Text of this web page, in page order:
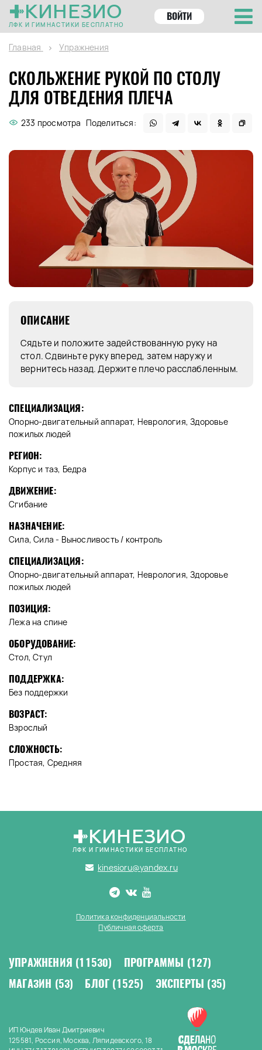
КИНЕЗИО
ЛФК И ГИМНАСТИКИ БЕСПЛАТНО
ВОЙТИ
Главная Упражнения
СКОЛЬЖЕНИЕ РУКОЙ ПО СТОЛУ
ДЛЯ ОТВЕДЕНИЯ ПЛЕЧА
233 просмотра Поделиться:
ОПИСАНИЕ
Сядьте и положите задействованную руку на
стол. Сдвиньте руку вперед, затем наружу и
вернитесь назад. Держите плечо расслабленным.
СПЕЦИАЛИЗАЦИЯ:
Опорно-двигательный аппарат, Неврология, Здоровье
пожилых людей
РЕГИОН:
Корпус и таз, Бедра
ДВИЖЕНИЕ:
Сгибание
НАЗНАЧЕНИЕ:
Сила, Сила - Выносливость / контроль
СПЕЦИАЛИЗАЦИЯ:
Опорно-двигательный аппарат, Неврология, Здоровье
пожилых людей
ПОЗИЦИЯ:
Лежа на спине
ОБОРУДОВАНИЕ:
Стол, Стул
ПОДДЕРЖКА:
Без поддержки
ВОЗРАСТ:
Взрослый
СЛОЖНОСТЬ:
Простая, Средняя
КИНЕЗИО
ЛФК И ГИМНАСТИКИ БЕСПЛАТНО
kinesioru@yandex.ru
Политика конфиденциальности
Публичная оферта
УПРАЖНЕНИЯ (11530) ПРОГРАММЫ (127)
МАГАЗИН (53) БЛОГ (1525) ЭКСПЕРТЫ (35)
ИП Юндев Иван Дмитриевич
125581, Россия, Москва, Ляпидевского, 18